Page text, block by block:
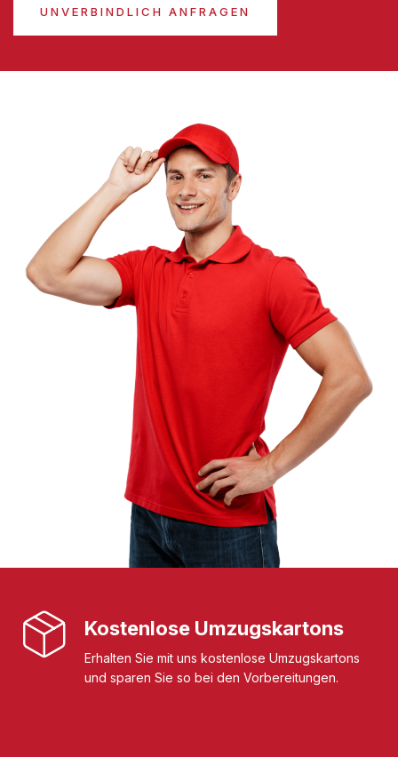
UNVERBINDLICH ANFRAGEN
Kostenlose Umzugskartons
Erhalten Sie mit uns kostenlose Umzugskartons
und sparen Sie so bei den Vorbereitungen.